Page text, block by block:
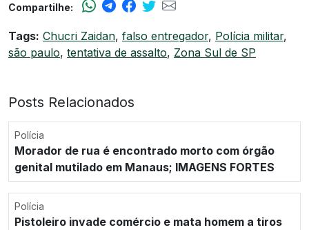
Compartilhe:
Tags: Chucri Zaidan, falso entregador, Polícia militar,
são paulo, tentativa de assalto, Zona Sul de SP
Posts Relacionados
Polícia
Morador de rua é encontrado morto com órgão
genital mutilado em Manaus; IMAGENS FORTES
Polícia
Pistoleiro invade comércio e mata homem a tiros